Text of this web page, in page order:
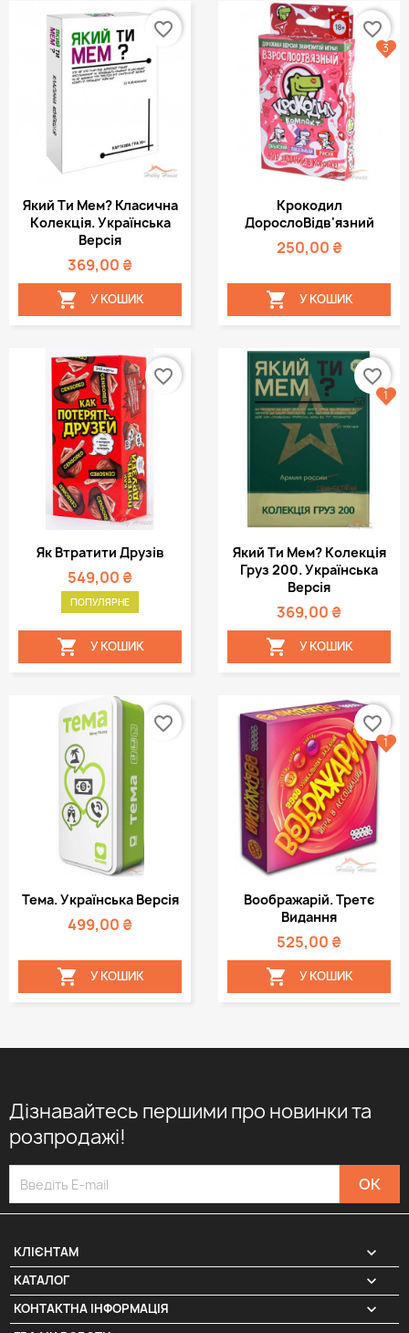
Який Ти Мем? Класична
Колекція. Українська
Версія
369,00 ₴
 У КОШИК
favorite_border
Крокодил
ДорослоВідв'язний
250,00 ₴
 У КОШИК
favorite_border
3
Як Втратити Друзів
549,00 ₴
ПОПУЛЯРНЕ
 У КОШИК
favorite_border
Який Ти Мем? Колекція
Груз 200. Українська
Версія
369,00 ₴
 У КОШИК
favorite_border
1
Тема. Українська Версія
499,00 ₴
 У КОШИК
favorite_border
Воображарій. Третє
Видання
525,00 ₴
 У КОШИК
favorite_border
1
Дізнавайтесь першими про новинки та
розпродажі!
КЛІЄНТАМ 
КАТАЛОГ 
КОНТАКТНА ІНФОРМАЦІЯ keyboard_arrow_down